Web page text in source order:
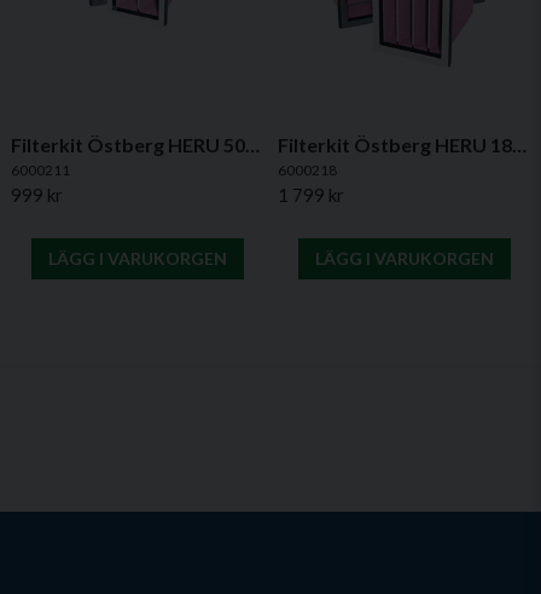
Filterkit Östberg HERU 50/75/90/100 S – ePM1 65%
6000211
999 kr
LÄGG I VARUKORGEN
Filterkit Östberg HERU 180/250 S – ePM1 65%
6000218
1 799 kr
LÄGG I VARUKORGEN